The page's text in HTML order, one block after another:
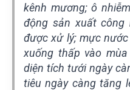
kênh mương; ô
động sản xuất công
được xử lý; mực
xuống thấp vào
diện tích tưới ngày
tiêu ngày càng tăng